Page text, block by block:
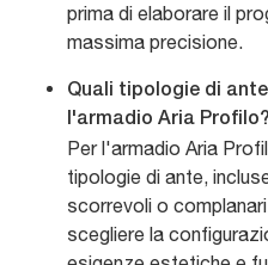
prima di elaborare il
massima precisione.
Quali tipologie di
l'armadio Aria Profilo?
Per l'armadio Aria
tipologie di ante,
scorrevoli o
scegliere la